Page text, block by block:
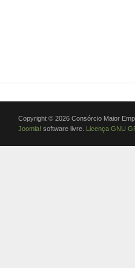
Copyright © 2026 Consórcio Maior
Joomla! software livre. Licença GNU